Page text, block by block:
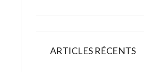
ARTICLES RÉCENTS